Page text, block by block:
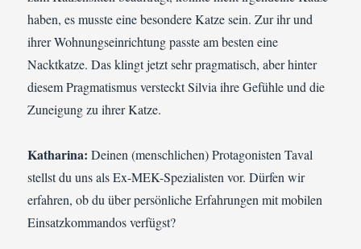
haben, es musste eine besondere Katze sein. Zur ihr und
ihrer Wohnungseinrichtung passte am besten eine
Nacktkatze. Das klingt jetzt sehr pragmatisch, aber hinter
diesem Pragmatismus versteckt Silvia ihre Gefühle und die
Zuneigung zu ihrer Katze.
Katharina: Deinen (menschlichen) Protagonisten Taval
stellst du uns als Ex-MEK-Spezialisten vor. Dürfen wir
erfahren, ob du über persönliche Erfahrungen mit mobilen
Einsatzkommandos verfügst?